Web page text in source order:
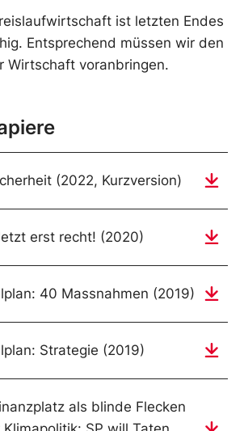
ist letzten Endes
Entsprechend müssen wir den
Wirtschaft voranbringen.
(2022, Kurzversion)
erst recht! (2020)
40 Massnahmen (2019)
Strategie (2019)
als blinde Flecken